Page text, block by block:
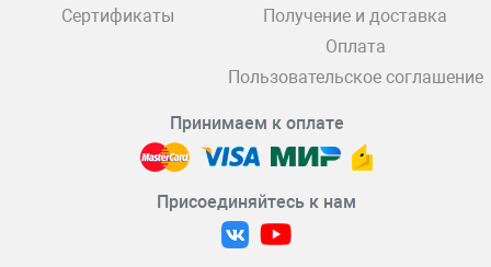
Сертификаты
Получение и доставка
Оплата
Пользовательское соглашение
Принимаем к оплате
Присоединяйтесь к нам